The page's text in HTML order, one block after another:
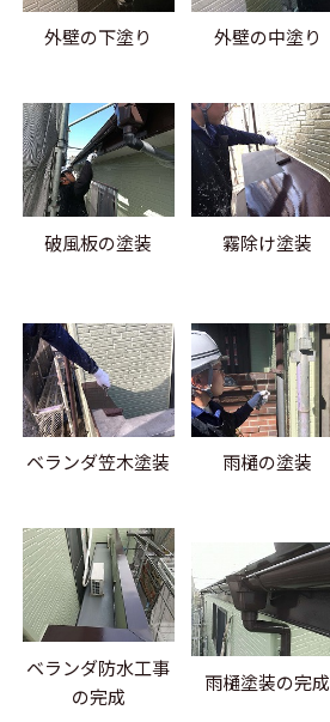
外壁の下塗り 外壁の中塗り
破風板の塗装 霧除け塗装
ベランダ笠木塗装 雨樋の塗装
ベランダ防水工事
の完成
雨樋塗装の完成